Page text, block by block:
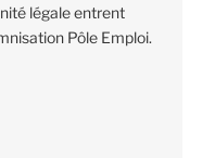
légale entrent
Pôle Emploi.